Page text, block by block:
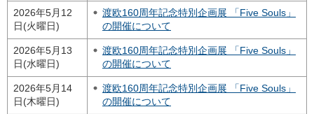
2026年5月12
日(火曜日)
渡欧160周年記念特別企画展 「Five Souls」
の開催について
2026年5月13
日(水曜日)
渡欧160周年記念特別企画展 「Five Souls」
の開催について
2026年5月14
日(木曜日)
渡欧160周年記念特別企画展 「Five Souls」
の開催について